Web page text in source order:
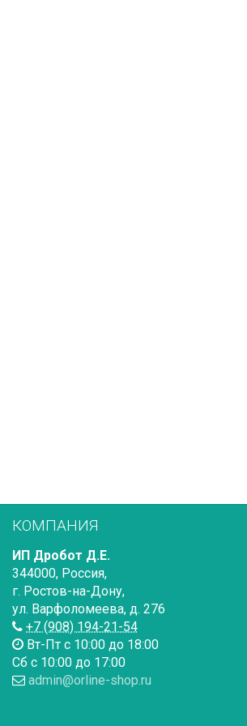
КОМПАНИЯ
ИП Дробот Д.Е.
344000, Россия,
г. Ростов-на-Дону,
ул. Варфоломеева, д. 276
+7 (908) 194-21-54
Вт-Пт с 10:00 до 18:00
Сб с 10:00 до 17:00
admin@orline-shop.ru